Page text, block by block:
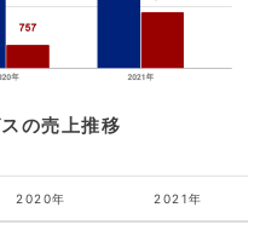
の売上推移
2020年 2021年